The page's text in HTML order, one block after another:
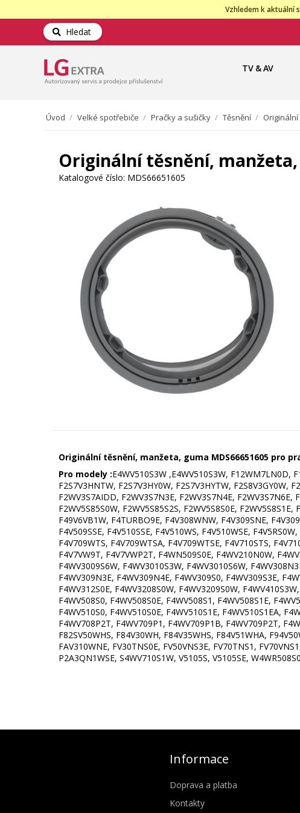
Vzhledem k aktuální
Hledat
TV & AV
Úvod / Velké spotřebiče / Pračky a sušičky / Těsnění / Originální
Originální těsnění, manžeta,
Katalogové číslo: MDS66651605
Originální těsnění, manžeta, guma MDS66651605 pro
Pro modely :E4WV510S3W ,E4WV510S3W, F12WM7LN0D,
F2S7V3HNTW, F2S7V3HY0W, F2S7V3HYTW, F2S8V3GY0W,
F2WV3S7AIDD, F2WV3S7N3E, F2WV3S7N4E, F2WV3S7N6E,
F2WV5S85S0W, F2WV5S85S2S, F2WV5S8S0E,
F49V6VB1W, F4TURBO9E, F4V308WNW, F4V309SNE,
F4V509SSE, F4V510SSE, F4V510WS, F4V510WSE,
F4V709WTS, F4V709WTSA, F4V709WTSE, F4V710STS,
F4V7VW9T, F4V7VWP2T, F4WN509S0E, F4WV210N0W,
F4WV3009S6W, F4WV3010S3W, F4WV3010S6W,
F4WV309N3E, F4WV309N4E, F4WV309S0, F4WV309S3E,
F4WV312S0E, F4WV3208S0W, F4WV3209S0W,
F4WV508S0, F4WV508S0E, F4WV508S1, F4WV508S1E,
F4WV510S0, F4WV510S0E, F4WV510S1E, F4WV510S1EA,
F4WV708P2T, F4WV709P1, F4WV709P1B, F4WV709P2T,
F82SV50WHS, F84V30WH, F84V35WHS, F84V51WHA,
FAV310WNE, FV30TNS0E, FV50VNS3E, FV70TNS1,
P2A3QN1WSE, S4WV710S1W, V5105S, V5105SE,
Informace
Doprava a platba
Kontakty